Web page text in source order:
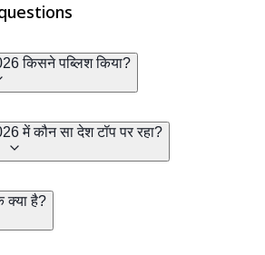
किसने पब्लिश किया?
में कौन सा देश टॉप पर रहा?
क्या है?